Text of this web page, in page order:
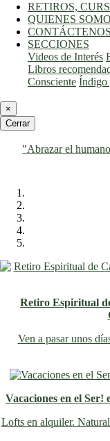
RETIROS,
QUIENES
CONTÁCTENOS
SECCIONES
Videos de Interés
Libros
Consciente Índigo
×
Cerrar
"Abrazar el
Retiro Espiritual
Ven a pasar unos
Vacaciones en el
Lofts en alquiler.